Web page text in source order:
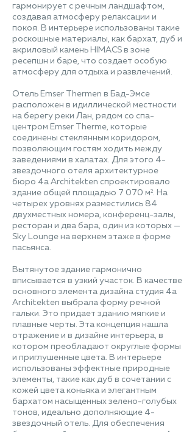
гармонирует с речным ландшафтом,
создавая атмосферу релаксации и
покоя. В интерьере использованы такие
роскошные материалы, как бархат, дуб и
акриловый камень HIMACS в зоне
ресепшн и баре, что создает особую
атмосферу для отдыха и развлечений.
Отель Emser Thermen в Бад-Эмсе
расположен в идиллической местности
на берегу реки Лан, рядом со спа-
центром Emser Therme, которые
соединены стеклянным коридором,
позволяющим гостям ходить между
заведениями в халатах. Для этого 4-
звездочного отеля архитектурное
бюро 4a Architekten спроектировало
здание общей площадью 7 070 м². На
четырех уровнях разместились 84
двухместных номера, конференц-залы,
ресторан и два бара, один из которых —
Sky Lounge на верхнем этаже в форме
пасьянса.
Вытянутое здание гармонично
вписывается в узкий участок. В качестве
основного элемента дизайна студия 4a
Architekten выбрала форму речной
гальки. Это придает зданию мягкие и
плавные черты. Эта концепция нашла
отражение и в дизайне интерьера, в
котором преобладают округлые формы
и приглушенные цвета. В интерьере
использованы эффектные природные
элементы, такие как дуб в сочетании с
кожей цвета коньяка и элегантным
бархатом насыщенных зелено-голубых
тонов, идеально дополняющие 4-
звездочный отель. Для обеспечения